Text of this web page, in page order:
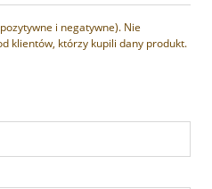
i negatywne). Nie
klientów, którzy kupili dany produkt.